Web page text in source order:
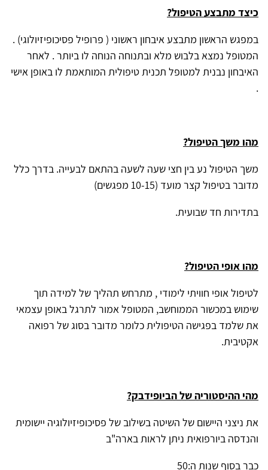
כיצד מתבצע הטיפול?
במפגש הראשון מתבצע איבחון ראשוני ( פרופיל פסיכופיזיולוגי) .
המטופל נמצא בלבוש מלא ובתנוחה הנוחה לו ביותר . לאחר
האיבחון נבנית למטופל תכנית טיפולית המותאמת לו באופן אישי
.
מהו משך הטיפול?
משך הטיפול נע בין חצי שעה לשעה בהתאם לבעייה. בדרך כלל
מדובר בטיפול קצר מועד (10-15 מפגשים)
בתדירות חד שבועית.
מהו אופי הטיפול?
לטיפול אופי חוויתי לימודי , מתרחש תהליך של למידה תוך
שימוש במכשור הממוחשב, המטופל אמור לתרגל באופן עצמאי
את שלמד בפגישה הטיפולית כלומר מדובר בסוג של רפואה
אקטיבית.
מהי ההיסטוריה של הביופידבק?
את ניצני היישום של השיטה בשילוב של פסיכופיזיולוגיה יישומית
והנדסה ביורפואית ניתן לראות בארה"ב
כבר בסוף שנות ה:50